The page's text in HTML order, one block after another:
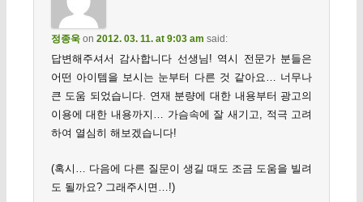
정종욱on 2012. 03. 11. at 9:03 am said:
답변해주셔서 감사합니다 선생님! 역시 전문가 분들은
어떤 아이템을 보시는 눈부터 다른 것 같아요… 너무나
큰 도움 되었습니다. 연재 분량에 대한 내용부터 광고의
이용에 대한 내용까지… 가슴속에 잘 새기고, 적극 고려
하여 열심히 해보겠습니다!
(혹시… 다음에 다른 질문이 생길 때도 조금 도움을 빌려
도 될까요? 그래주시면…!)